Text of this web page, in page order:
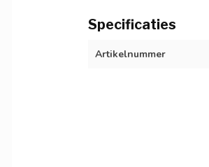
Specificaties
Artikelnummer